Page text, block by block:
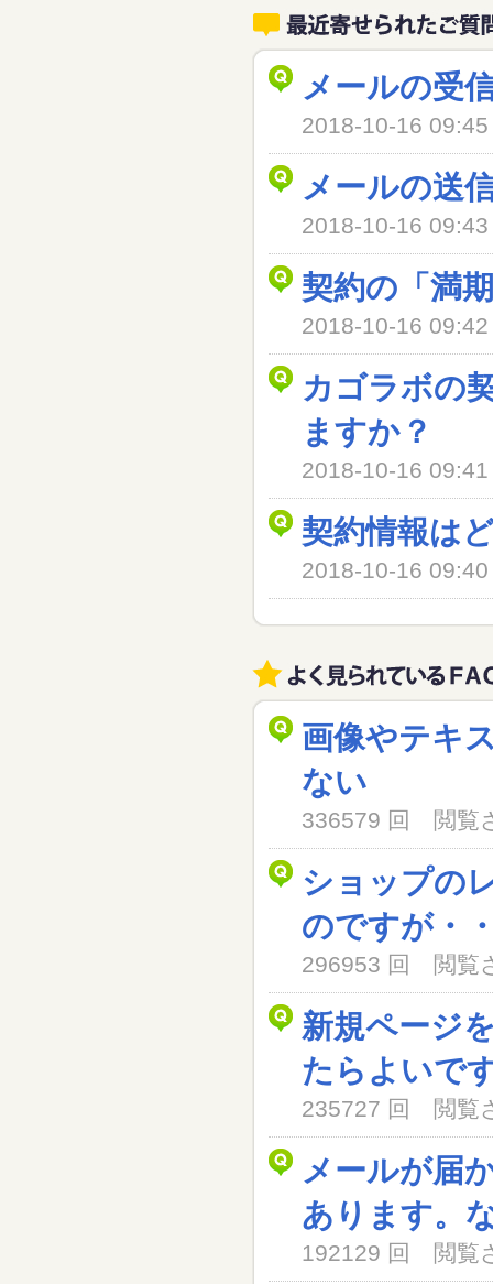
メールの受
2018-10-16
メールの送
2018-10-16
契約の「満
2018-10-16
カゴラボの
ますか？
2018-10-16
契約情報は
2018-10-16
画像やテキ
ない
336579 回 閲覧
ショップの
のですが・
296953 回 閲覧
新規ページ
たらよいで
235727 回 閲覧
メールが届
あります。
192129 回 閲覧